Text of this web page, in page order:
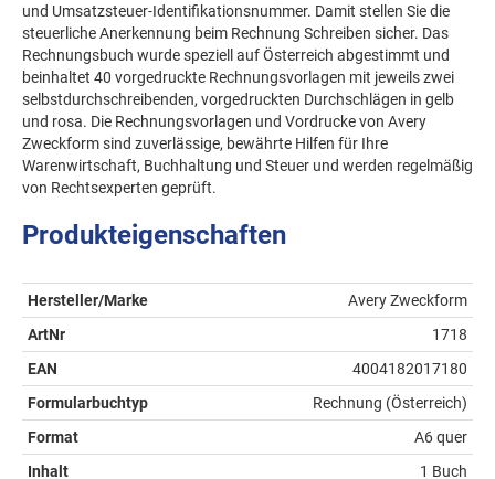
und Umsatzsteuer-Identifikationsnummer. Damit stellen Sie die
steuerliche Anerkennung beim Rechnung Schreiben sicher. Das
Rechnungsbuch wurde speziell auf Österreich abgestimmt und
beinhaltet 40 vorgedruckte Rechnungsvorlagen mit jeweils zwei
selbstdurchschreibenden, vorgedruckten Durchschlägen in gelb
und rosa. Die Rechnungsvorlagen und Vordrucke von Avery
Zweckform sind zuverlässige, bewährte Hilfen für Ihre
Warenwirtschaft, Buchhaltung und Steuer und werden regelmäßig
von Rechtsexperten geprüft.
Produkteigenschaften
Hersteller/Marke
Avery Zweckform
ArtNr
1718
EAN
4004182017180
Formularbuchtyp
Rechnung (Österreich)
Format
A6 quer
Inhalt
1 Buch